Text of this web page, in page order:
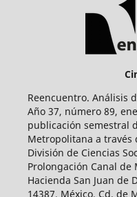
Reencuentro. Análisis
Año 37, número 89,
publicación semestral
Metropolitana a través
División de Ciencias
Prolongación Canal de
Hacienda San Juan de
14387, México, Cd. de